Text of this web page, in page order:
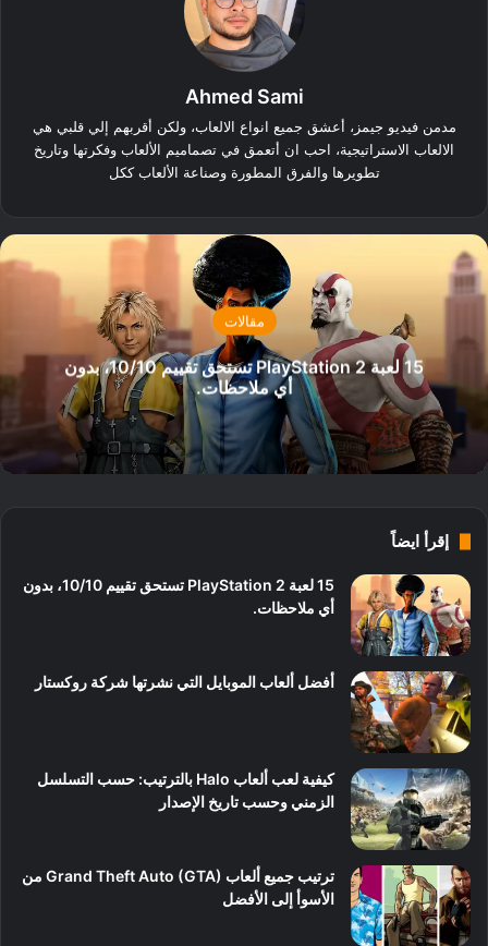
Ahmed Sami
مدمن فيديو جيمز، أعشق جميع انواع الالعاب، ولكن أقربهم إلي قلبي هي
الالعاب الاستراتيجية، احب ان أتعمق في تصماميم الألعاب وفكرتها وتاريخ
تطويرها والفرق المطورة وصناعة الألعاب ككل
مقالات
15 لعبة PlayStation 2 تستحق تقييم 10/10، بدون
أي ملاحظات.
إقرأ ايضاً
15 لعبة PlayStation 2 تستحق تقييم 10/10، بدون
أي ملاحظات.
أفضل ألعاب الموبايل التي نشرتها شركة روكستار
كيفية لعب ألعاب Halo بالترتيب: حسب التسلسل
الزمني وحسب تاريخ الإصدار
ترتيب جميع ألعاب Grand Theft Auto (GTA) من
الأسوأ إلى الأفضل